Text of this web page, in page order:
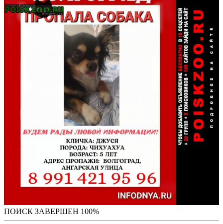
ПОИСК ЗАВЕРШЕН 100%